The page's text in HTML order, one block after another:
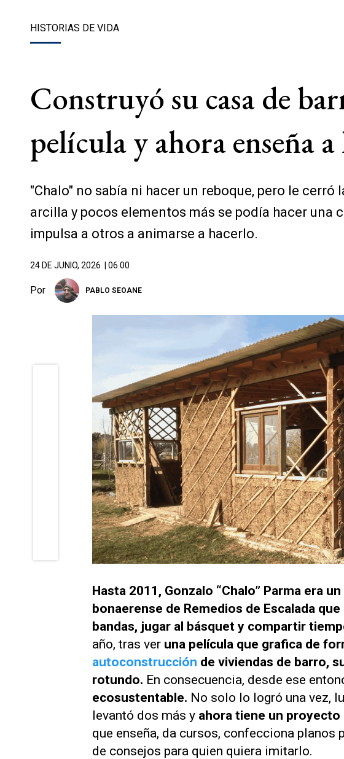
HISTORIAS DE VIDA
Construyó su casa de
película y ahora enseña
"Chalo" no sabía ni hacer un reboque, pero le
arcilla y pocos elementos más se podía hacer una
impulsa a otros a animarse a hacerlo.
24 DE JUNIO, 2026 | 06.00
Por PABLO SEOANE
Hasta 2011, Gonzalo “Chalo” Parma era
bonaerense de Remedios de Escalada
bandas, jugar al básquet y compartir
año, tras ver una película que grafica de
autoconstrucción de viviendas de barro,
rotundo. En consecuencia, desde ese
ecosustentable. No solo lo logró una vez,
levantó dos más y ahora tiene un proyecto
que enseña, da cursos, confecciona
de consejos para quien quiera imitarlo.